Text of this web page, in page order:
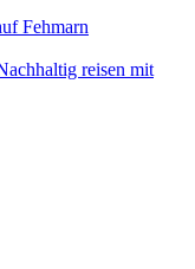
Fehmarn
reisen mit